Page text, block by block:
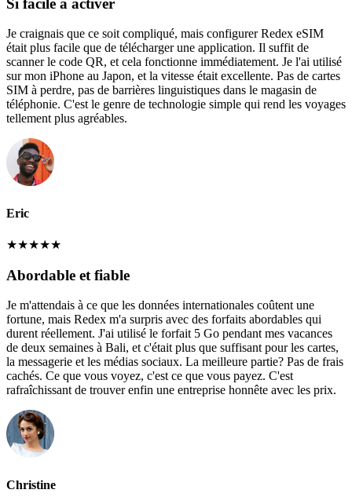
Je craignais que ce soit compliqué, mais configurer Redex eSIM
était plus facile que de télécharger une application. Il suffit de
scanner le code QR, et cela fonctionne immédiatement. Je l'ai utilisé
sur mon iPhone au Japon, et la vitesse était excellente. Pas de cartes
SIM à perdre, pas de barrières linguistiques dans le magasin de
téléphonie. C'est le genre de technologie simple qui rend les voyages
tellement plus agréables.
Eric
★★★★★
Abordable et fiable
Je m'attendais à ce que les données internationales coûtent une
fortune, mais Redex m'a surpris avec des forfaits abordables qui
durent réellement. J'ai utilisé le forfait 5 Go pendant mes vacances
de deux semaines à Bali, et c'était plus que suffisant pour les cartes,
la messagerie et les médias sociaux. La meilleure partie? Pas de frais
cachés. Ce que vous voyez, c'est ce que vous payez. C'est
rafraîchissant de trouver enfin une entreprise honnête avec les prix.
Christine